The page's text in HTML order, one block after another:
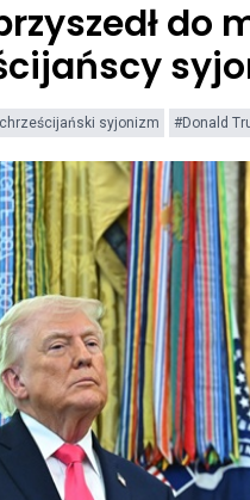
do
syjonizm #Donald